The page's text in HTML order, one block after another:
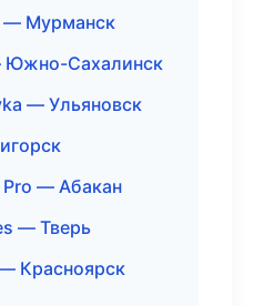
— Мурманск
Южно-Сахалинск
— Ульяновск
Pro — Абакан
— Тверь
Красноярск